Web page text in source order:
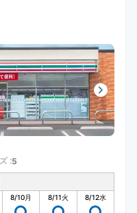
:5
8/10月 8/11火 8/12水